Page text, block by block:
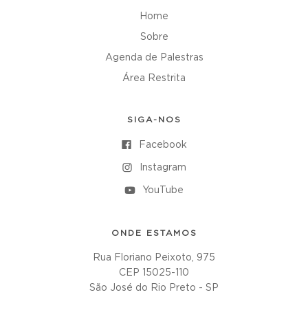
Home
Sobre
Agenda de Palestras
Área Restrita
SIGA-NOS
Facebook
Instagram
YouTube
ONDE ESTAMOS
Rua Floriano Peixoto, 975
CEP 15025-110
São José do Rio Preto - SP